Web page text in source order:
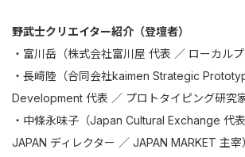
野武士クリエイター紹介（登壇者）
・富川岳（株式会社富川屋 代表 ／ ローカルプ
・長﨑陸（合同会社kaimen Strategic
Development 代表 ／ プロトタイピング研究家
・中條永味子（Japan Cultural Exchange 代
JAPAN ディレクター ／ JAPAN MARKET 主宰